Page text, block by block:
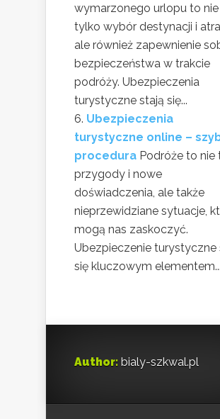
wymarzonego urlopu to nie
tylko wybór destynacji i
ale również zapewnienie
bezpieczeństwa w trakcie
podróży. Ubezpieczenia
turystyczne stają się...
Ubezpieczenia
turystyczne online –
procedura Podróże to nie
przygody i nowe
doświadczenia, ale także
nieprzewidziane sytuacje,
mogą nas zaskoczyć.
Ubezpieczenie turystyczne
się kluczowym elementem...
Author: bialy-szkwal.pl